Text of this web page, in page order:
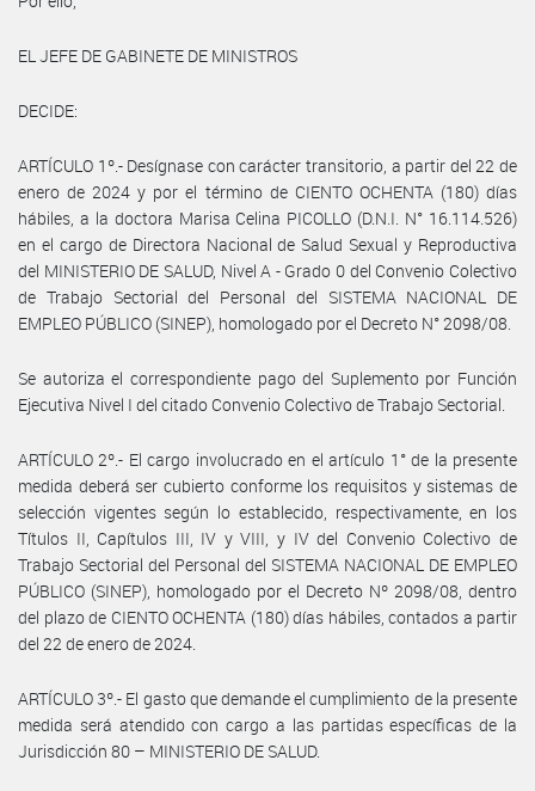
EL JEFE DE GABINETE DE MINISTROS
DECIDE:
ARTÍCULO 1º.- Desígnase con carácter transitorio, a partir del 22 de
enero de 2024 y por el término de CIENTO OCHENTA (180) días
hábiles, a la doctora Marisa Celina PICOLLO (D.N.I. N° 16.114.526)
en el cargo de Directora Nacional de Salud Sexual y Reproductiva
del MINISTERIO DE SALUD, Nivel A - Grado 0 del Convenio Colectivo
de Trabajo Sectorial del Personal del SISTEMA NACIONAL DE
EMPLEO PÚBLICO (SINEP), homologado por el Decreto N° 2098/08.
Se autoriza el correspondiente pago del Suplemento por Función
Ejecutiva Nivel I del citado Convenio Colectivo de Trabajo Sectorial.
ARTÍCULO 2º.- El cargo involucrado en el artículo 1° de la presente
medida deberá ser cubierto conforme los requisitos y sistemas de
selección vigentes según lo establecido, respectivamente, en los
Títulos II, Capítulos III, IV y VIII, y IV del Convenio Colectivo de
Trabajo Sectorial del Personal del SISTEMA NACIONAL DE EMPLEO
PÚBLICO (SINEP), homologado por el Decreto Nº 2098/08, dentro
del plazo de CIENTO OCHENTA (180) días hábiles, contados a partir
del 22 de enero de 2024.
ARTÍCULO 3º.- El gasto que demande el cumplimiento de la presente
medida será atendido con cargo a las partidas específicas de la
Jurisdicción 80 – MINISTERIO DE SALUD.